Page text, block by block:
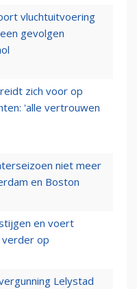
vluchtuitvoering
gevolgen
zich voor op
'alle vertrouwen
niet meer
en Boston
en voert
verder op
Lelystad